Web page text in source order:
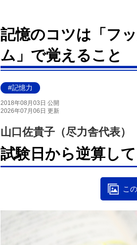
記憶のコツは「フ
ム」で覚えること
#記憶力
2018年08月03日 公開
2026年07月06日 更新
山口佐貴子（尽力舎代表）
試験日から逆算し
こ